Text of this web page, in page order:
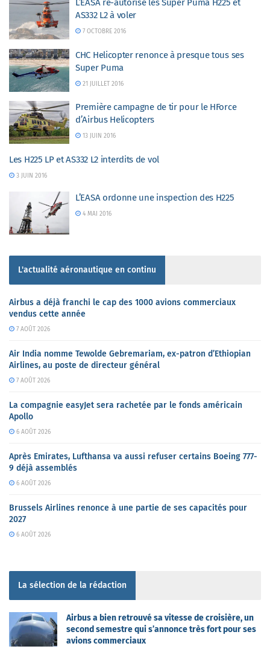
L’EASA ré-autorise les Super Puma H225 et
AS332 L2 à voler
7 OCTOBRE 2016
CHC Helicopter renonce à presque tous ses
Super Puma
21 JUILLET 2016
Première campagne de tir pour le HForce
d’Airbus Helicopters
13 JUIN 2016
Les H225 LP et AS332 L2 interdits de vol
3 JUIN 2016
L’EASA ordonne une inspection des H225
4 MAI 2016
L'actualité aéronautique en continu
Airbus a déjà franchi le cap des 1000 avions commerciaux
vendus cette année
7 AOÛT 2026
Air India nomme Tewolde Gebremariam, ex-patron d’Ethiopian
Airlines, au poste de directeur général
7 AOÛT 2026
La compagnie easyJet sera rachetée par le fonds américain
Apollo
6 AOÛT 2026
Après Emirates, Lufthansa va aussi refuser certains Boeing 777-
9 déjà assemblés
6 AOÛT 2026
Brussels Airlines renonce à une partie de ses capacités pour
2027
6 AOÛT 2026
La sélection de la rédaction
Airbus a bien retrouvé sa vitesse de croisière, un
second semestre qui s’annonce très fort pour ses
avions commerciaux